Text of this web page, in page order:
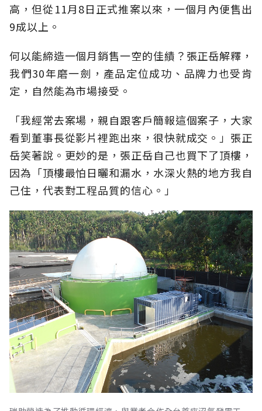
高，但從11月8日正式推案以來，一個月內便售出
9成以上。
何以能締造一個月銷售一空的佳績？張正岳解釋，
我們30年磨一劍，產品定位成功、品牌力也受肯
定，自然能為市場接受。
「我經常去案場，親自跟客戶簡報這個案子，大家
看到董事長從影片裡跑出來，很快就成交。」張正
岳笑著說。更妙的是，張正岳自己也買下了頂樓，
因為「頂樓最怕日曬和漏水，水深火熱的地方我自
己住，代表對工程品質的信心。」